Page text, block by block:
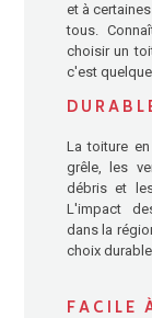
et à
tous.
choisir un
c'est
La toiture
grêle, les
débris et
L'impact
dans la
choix
FACILE